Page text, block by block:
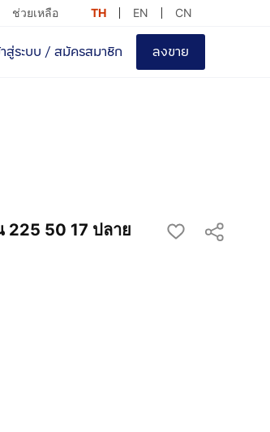
ช่วยเหลือ TH EN CN
สู่ระบบ / สมัครสมาชิก ลงขาย
225 50 17 ปลาย